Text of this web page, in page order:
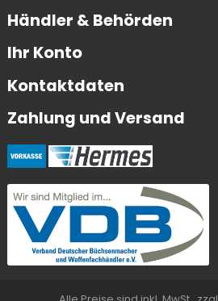
Händler & Behörden
Ihr Konto
Kontaktdaten
Zahlung und Versand